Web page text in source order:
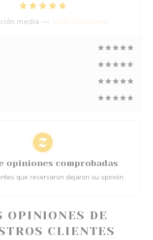
OPINIONES DE
CLIENTES
media —
opiniones comprobadas
que reservaron dejaron su opinión